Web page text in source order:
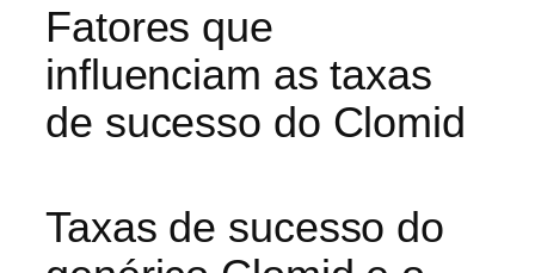
Fatores que
influenciam as taxas
de sucesso do Clomid
Taxas de sucesso do